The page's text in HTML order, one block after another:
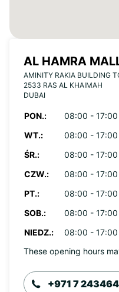
AL HAMRA
AMINITY RAKIA BUILDING
2533 RAS AL KHAIMAH
DUBAI
PON.:
08:00 - 17:00
WT.:
08:00 - 17:00
ŚR.:
08:00 - 17:00
CZW.:
08:00 - 17:00
PT.:
08:00 - 17:00
SOB.:
08:00 - 17:00
NIEDZ.:
08:00 - 17:00
These opening hours
+971 7